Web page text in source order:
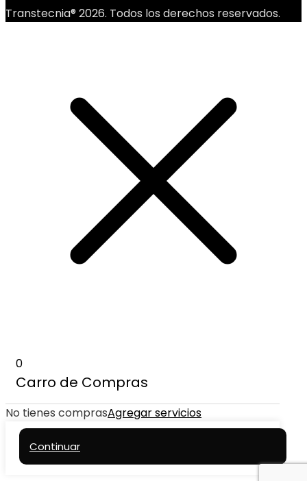
Transtecnia® 2026. Todos los derechos reservados.
0
Carro de Compras
No tienes comprasAgregar servicios
Continuar